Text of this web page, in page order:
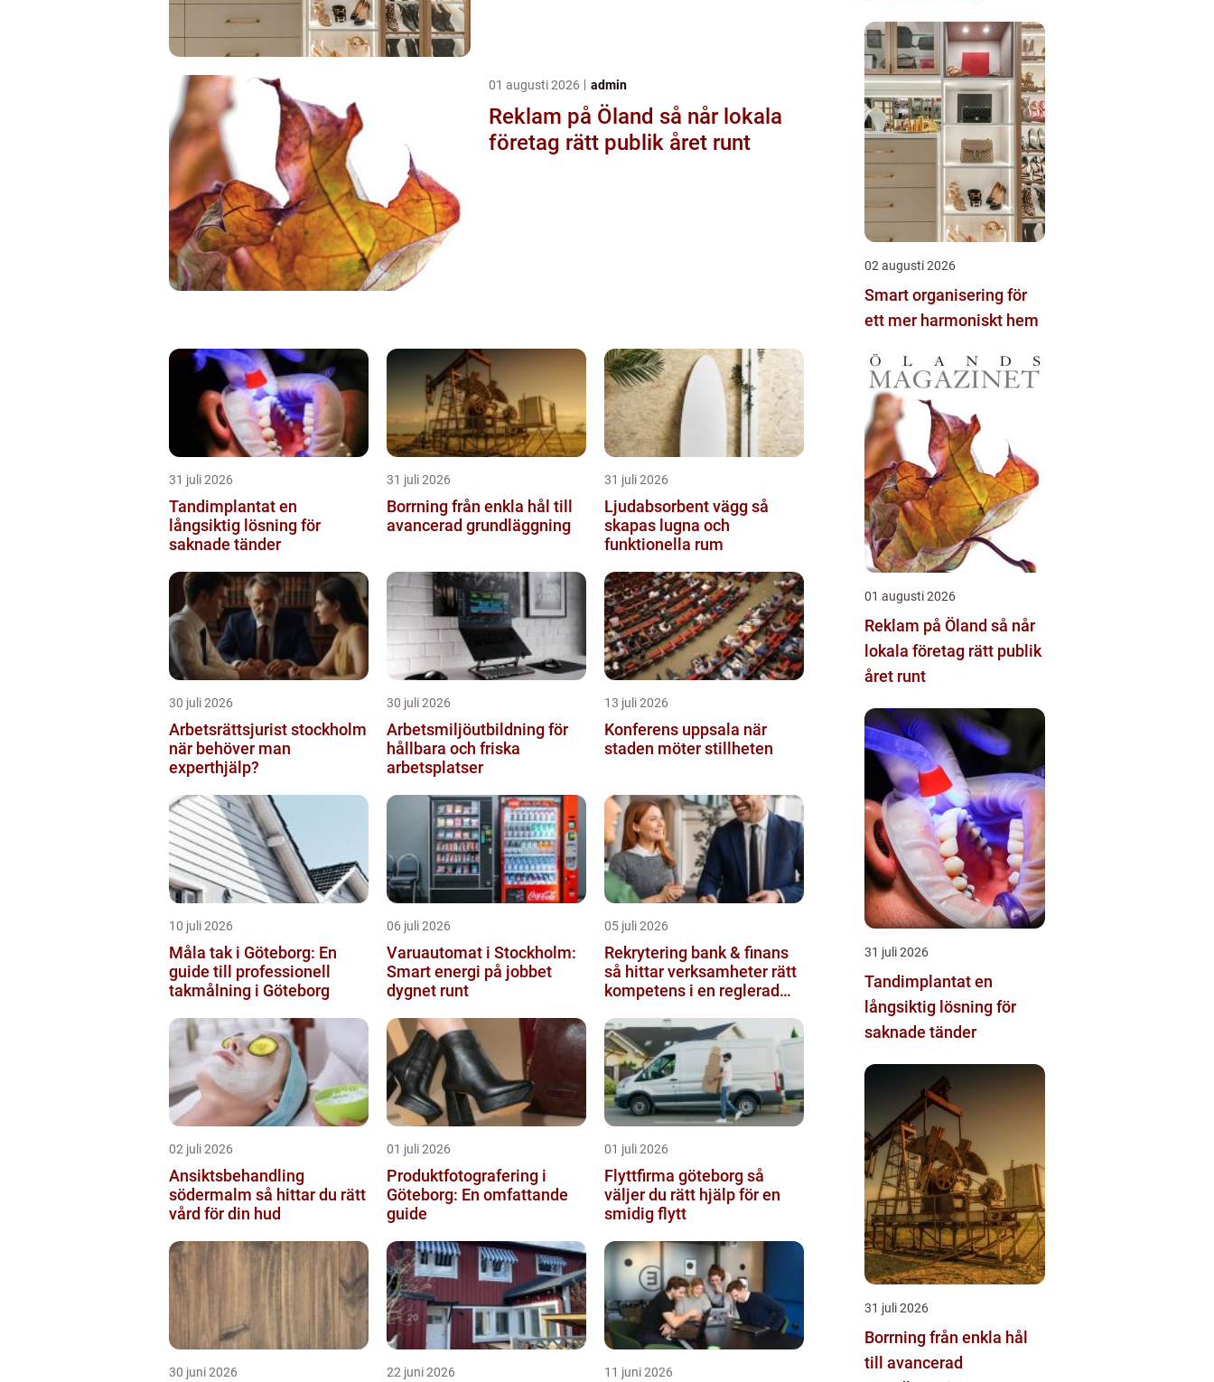
01 augusti 2026 admin
Reklam på Öland så når lokala
företag rätt publik året runt
31 juli 2026
Tandimplantat en
långsiktig lösning för
saknade tänder
31 juli 2026
Borrning från enkla hål till
avancerad grundläggning
31 juli 2026
Ljudabsorbent vägg så
skapas lugna och
funktionella rum
30 juli 2026
Arbetsrättsjurist stockholm
när behöver man
experthjälp?
30 juli 2026
Arbetsmiljöutbildning för
hållbara och friska
arbetsplatser
13 juli 2026
Konferens uppsala när
staden möter stillheten
10 juli 2026
Måla tak i Göteborg: En
guide till professionell
takmålning i Göteborg
06 juli 2026
Varuautomat i Stockholm:
Smart energi på jobbet
dygnet runt
05 juli 2026
Rekrytering bank & finans
så hittar verksamheter rätt
kompetens i en reglerad
02 juli 2026
Ansiktsbehandling
södermalm så hittar du rätt
vård för din hud
01 juli 2026
Produktfotografering i
Göteborg: En omfattande
guide
01 juli 2026
Flyttfirma göteborg så
väljer du rätt hjälp för en
smidig flytt
30 juni 2026 22 juni 2026 11 juni 2026
02 augusti 2026
Smart organisering för
ett mer harmoniskt hem
01 augusti 2026
Reklam på Öland så når
lokala företag rätt publik
året runt
31 juli 2026
Tandimplantat en
långsiktig lösning för
saknade tänder
31 juli 2026
Borrning från enkla hål
till avancerad